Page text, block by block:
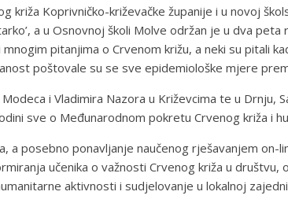
križa Koprivničko-križevačke županije i u novoj
a u Osnovnoj školi Molve održan je u dva
pitanjima o Crvenom križu, a neki su pitali
poštovale su se sve epidemiološke mjere
i Vladimira Nazora u Križevcima te u
sve o Međunarodnom pokretu Crvenog križa i
a posebno ponavljanje naučenog rješavanjem
učenika o važnosti Crvenog križa u
aktivnosti i sudjelovanje u lokalnoj